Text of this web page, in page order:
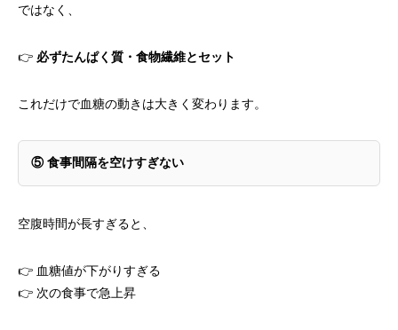
ではなく、
👉 必ずたんぱく質・食物繊維とセット
これだけで血糖の動きは大きく変わります。
⑤食事間隔を空けすぎない
空腹時間が長すぎると、
👉 血糖値が下がりすぎる
👉 次の食事で急上昇